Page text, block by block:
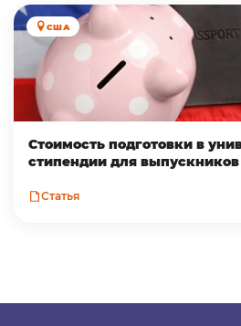
США
Стоимость подготовки в
стипендии для
Статья